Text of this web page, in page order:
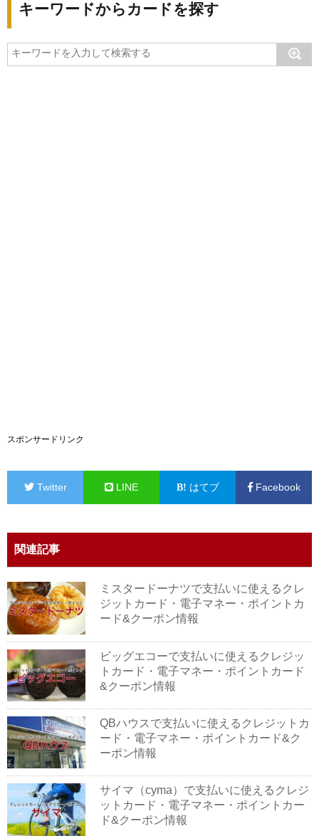
キーワードからカードを探す
スポンサードリンク
Twitter LINE はてブ Facebook
関連記事
ミスタードーナツで支払いに使えるクレ
ジットカード・電子マネー・ポイントカ
ード&クーポン情報
ビッグエコーで支払いに使えるクレジッ
トカード・電子マネー・ポイントカード
&クーポン情報
QBハウスで支払いに使えるクレジットカ
ード・電子マネー・ポイントカード&ク
ーポン情報
サイマ（cyma）で支払いに使えるクレジ
ットカード・電子マネー・ポイントカー
ド&クーポン情報